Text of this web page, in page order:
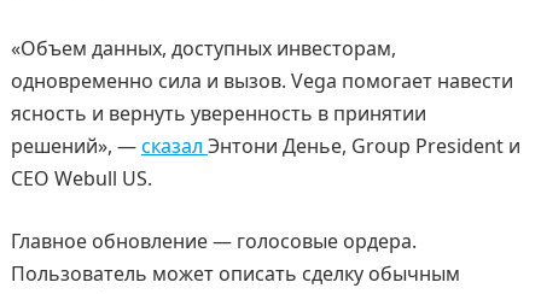
«Объем данных, доступных инвесторам,
одновременно сила и вызов. Vega помогает навести
ясность и вернуть уверенность в принятии
решений», —сказал Энтони Денье, Group President и
CEO Webull US.
Главное обновление — голосовые ордера.
Пользователь может описать сделку обычным